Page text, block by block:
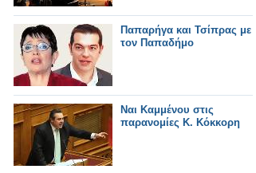
Παπαρήγα και Τσίπρας με
τον Παπαδήμο
Ναι Καμμένου στις
παρανομίες Κ. Κόκκορη